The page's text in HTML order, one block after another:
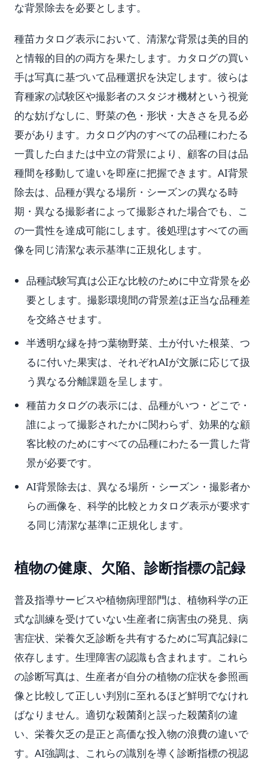
な背景除去を必要とします。
種苗カタログ表示において、清潔な背景は美的目的
と情報的目的の両方を果たします。カタログの買い
手は写真に基づいて品種選択を決定します。彼らは
育種家の試験区や撮影者のスタジオ機材という視覚
的な妨げなしに、野菜の色・形状・大きさを見る必
要があります。カタログ内のすべての品種にわたる
一貫した白または中立の背景により、顧客の目は品
種間を移動して違いを即座に把握できます。AI背景
除去は、品種が異なる場所・シーズンの異なる時
期・異なる撮影者によって撮影された場合でも、こ
の一貫性を達成可能にします。後処理はすべての画
像を同じ清潔な表示基準に正規化します。
品種試験写真は公正な比較のために中立背景を必
要とします。撮影環境間の背景差は正当な品種差
を交絡させます。
半透明な縁を持つ葉物野菜、土が付いた根菜、つ
るに付いた果実は、それぞれAIが文脈に応じて扱
う異なる分離課題を呈します。
種苗カタログの表示には、品種がいつ・どこで・
誰によって撮影されたかに関わらず、効果的な顧
客比較のためにすべての品種にわたる一貫した背
景が必要です。
AI背景除去は、異なる場所・シーズン・撮影者か
らの画像を、科学的比較とカタログ表示が要求す
る同じ清潔な基準に正規化します。
植物の健康、欠陥、診断指標の記録
普及指導サービスや植物病理部門は、植物科学の正
式な訓練を受けていない生産者に病害虫の発見、病
害症状、栄養欠乏診断を共有するために写真記録に
依存します。生理障害の認識も含まれます。これら
の診断写真は、生産者が自分の植物の症状を参照画
像と比較して正しい判別に至れるほど鮮明でなけれ
ばなりません。適切な殺菌剤と誤った殺菌剤の違
い、栄養欠乏の是正と高価な投入物の浪費の違いで
す。AI強調は、これらの識別を導く診断指標の視認